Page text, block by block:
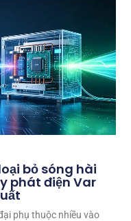
bỏ sóng hài
phát điện Var
phụ thuộc nhiều vào